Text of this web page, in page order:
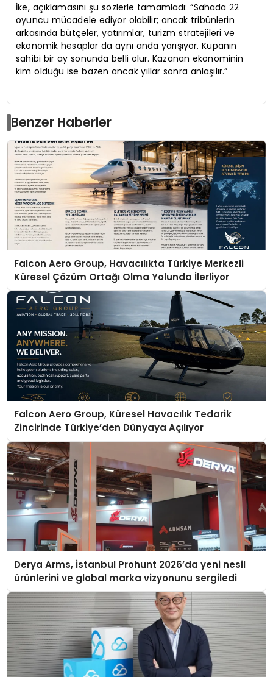
İke, açıklamasını şu sözlerle tamamladı: “Sahada 22
oyuncu mücadele ediyor olabilir; ancak tribünlerin
arkasında bütçeler, yatırımlar, turizm stratejileri ve
ekonomik hesaplar da aynı anda yarışıyor. Kupanın
sahibi bir ay sonunda belli olur. Kazanan ekonominin
kim olduğu ise bazen ancak yıllar sonra anlaşılır.”
Benzer Haberler
Falcon Aero Group, Havacılıkta Türkiye Merkezli
Küresel Çözüm Ortağı Olma Yolunda İlerliyor
Falcon Aero Group, Küresel Havacılık Tedarik
Zincirinde Türkiye’den Dünyaya Açılıyor
Derya Arms, İstanbul Prohunt 2026’da yeni nesil
ürünlerini ve global marka vizyonunu sergiledi